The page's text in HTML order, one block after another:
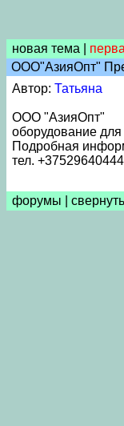
новая тема
ООО"АзияОпт"
Автор: Татьяна
ООО "АзияОпт"
оборудование
Подробная
тел.
форумы свернуть